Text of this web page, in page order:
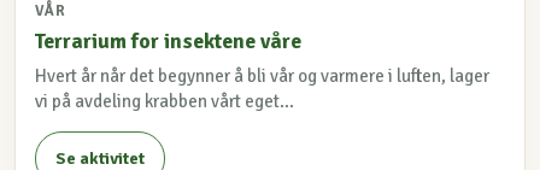
VÅR
Terrarium for insektene våre
Hvert år når det begynner å bli vår og varmere i luften, lager
vi på avdeling krabben vårt eget...
Se aktivitet